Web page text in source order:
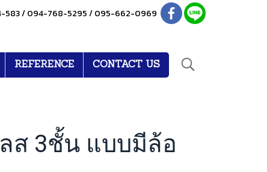
583 / 094-768-5295 / 095-662-0969
REFERENCE CONTACT US
ส 3ชั้น แบบมีล้อ